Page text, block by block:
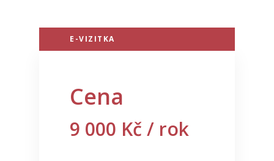
Cena
E-VIZITKA
9 000 Kč / rok